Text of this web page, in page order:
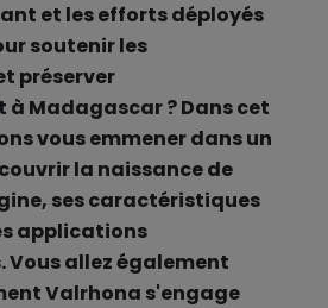
et les efforts déployés
soutenir les
préserver
Madagascar ? Dans cet
vous emmener dans un
la naissance de
ses caractéristiques
applications
Vous allez également
Valrhona s'engage